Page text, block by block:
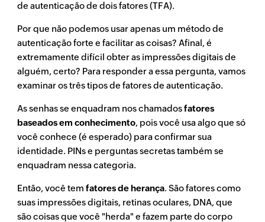
de autenticação de dois fatores (TFA).
Por que não podemos usar apenas um método de
autenticação forte e facilitar as coisas? Afinal, é
extremamente difícil obter as impressões digitais de
alguém, certo? Para responder a essa pergunta, vamos
examinar os três tipos de fatores de autenticação.
As senhas se enquadram nos chamadosfatores
baseados em conhecimento, pois você usa algo que só
você conhece (é esperado) para confirmar sua
identidade. PINs e perguntas secretas também se
enquadram nessa categoria.
Então, você tem fatores de herança. São fatores como
suas impressões digitais, retinas oculares, DNA, que
são coisas que você "herda" e fazem parte do corpo